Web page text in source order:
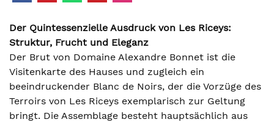
Der Quintessenzielle Ausdruck von Les Riceys:
Struktur, Frucht und Eleganz
Der Brut von Domaine Alexandre Bonnet ist die
Visitenkarte des Hauses und zugleich ein
beeindruckender Blanc de Noirs, der die Vorzüge des
Terroirs von Les Riceys exemplarisch zur Geltung
bringt. Die Assemblage besteht hauptsächlich aus